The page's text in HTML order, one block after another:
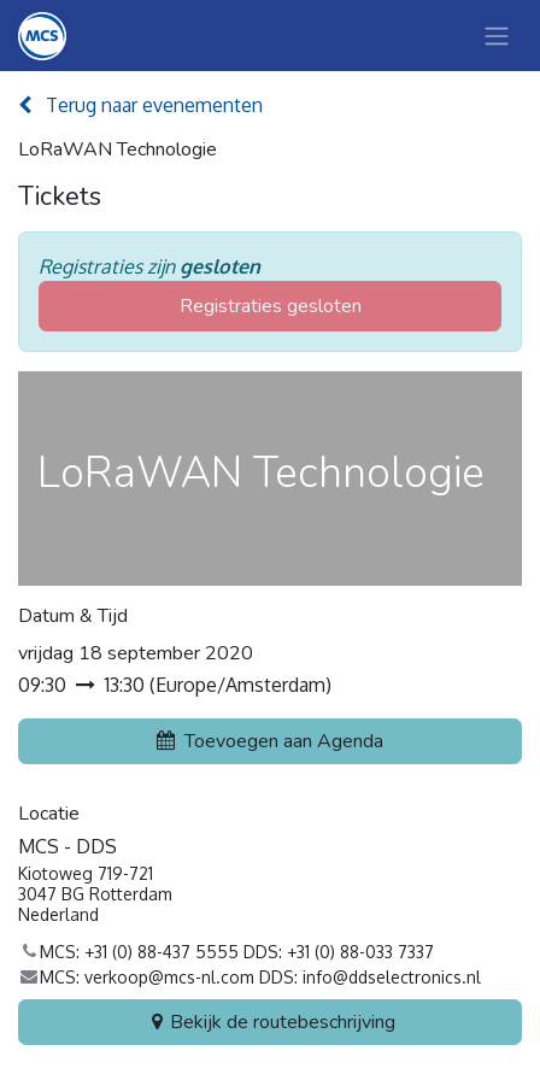
Terug naar evenementen
LoRaWAN Technologie
Tickets
Registraties zijn gesloten
Registraties gesloten
LoRaWAN Technologie
Datum & Tijd
vrijdag 18 september 2020
09:30 13:30 (Europe/Amsterdam)
Toevoegen aan Agenda
Locatie
MCS - DDS
Kiotoweg 719-721
3047 BG Rotterdam
Nederland
MCS: +31 (0) 88-437 5555 DDS: +31 (0) 88-033 7337
MCS: verkoop@mcs-nl.com DDS: info@ddselectronics.nl
Bekijk de routebeschrijving